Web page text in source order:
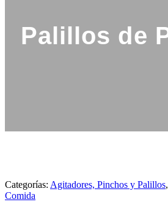
Palillos de
Categorías: Agitadores, Pinchos y Palillos,
Comida